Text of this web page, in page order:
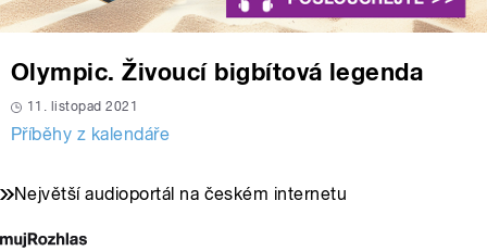
Olympic. Živoucí bigbítová legenda
11. listopad 2021
Příběhy z kalendáře
Největší audioportál na českém internetu